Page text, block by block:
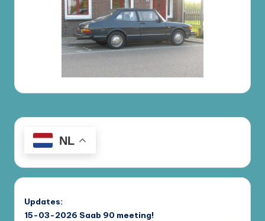
NL
Updates:
15-03-2026 Saab 90 meeting!